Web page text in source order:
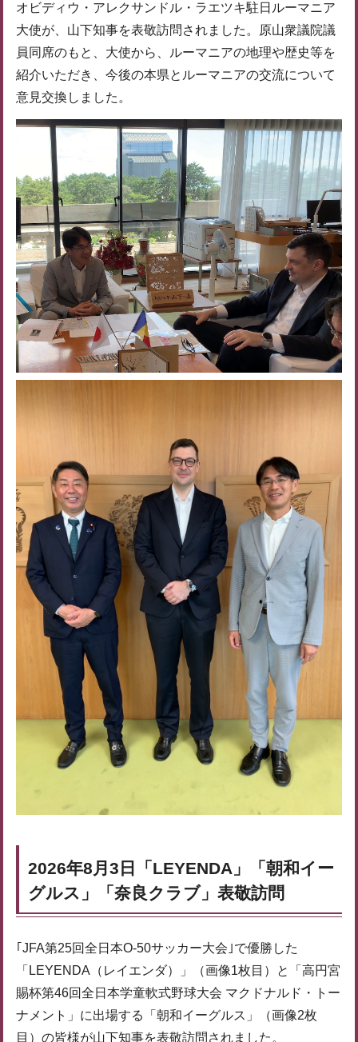
オビディウ・アレクサンドル・ラエツキ駐日ルーマニア
大使が、山下知事を表敬訪問されました。原山衆議院議
員同席のもと、大使から、ルーマニアの地理や歴史等を
紹介いただき、今後の本県とルーマニアの交流について
意見交換しました。
2026年8月3日「LEYENDA」「朝和イー
グルス」「奈良クラブ」表敬訪問
｢JFA第25回全日本O-50サッカー大会｣で優勝した
「LEYENDA（レイエンダ）」（画像1枚目）と「高円宮
賜杯第46回全日本学童軟式野球大会 マクドナルド・トー
ナメント」に出場する「朝和イーグルス」（画像2枚
目）の皆様が山下知事を表敬訪問されました。